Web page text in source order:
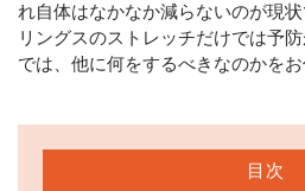
080-
不定休
れ自体はなかなか減らないのが現
リングスのストレッチだけでは予
では、他に何をするべきなのかをお
目次